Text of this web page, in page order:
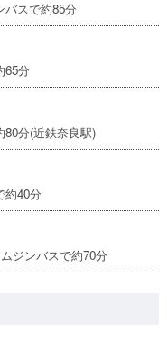
スで約85分
65分
分(近鉄奈良駅)
40分
ジンバスで約70分